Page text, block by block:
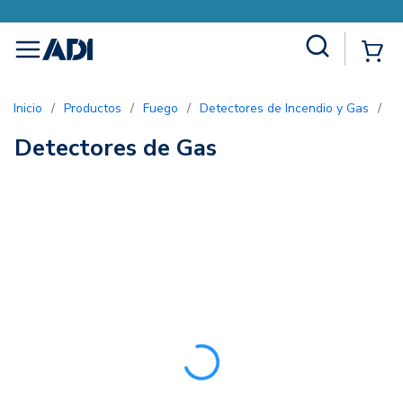
menu
Inicio / Productos / Fuego / Detectores de Incendio y Gas /
Detectores de Gas